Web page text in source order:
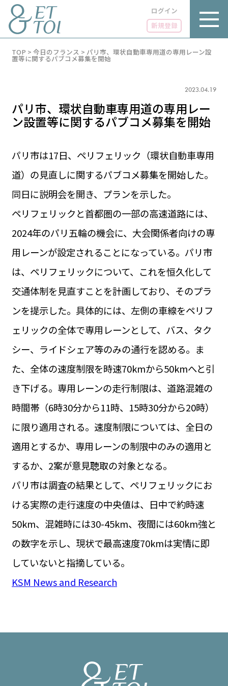
ログイン
新規登録
LUXE
グルメ
LIFE STYLE
ビジネス・キャリア
INFOS PRATIQUES
TAG
タグ
#パリ
#お土産 #トリビア
#データで読み解くフランス
#フランスの教育制度
#アプリ
#いざという時に
#カルカッソンヌ Carcassonne
#サステナブル
#フランス生活
#レシピ #ビューティー
#コスメ
#アルザス地方
#フランスの地方 #フロマージュ
#おでかけ
PARIS 14℃ / 12℃
FR 21:15 ／ JP 04:15
1€＝182.26円
お問い合わせ
運営会社
サイトポリシー
TOP > 今日のフランス > パリ市、環状自動車専用道の専用レーン設
置等に関するパブコメ募集を開始
2023.04.19
パリ市、環状自動車専用道の専用レー
ン設置等に関するパブコメ募集を開始
パリ市は17日、ペリフェリック（環状自動車専用
道）の見直しに関するパブコメ募集を開始した。
同日に説明会を開き、プランを示した。
ペリフェリックと首都圏の一部の高速道路には、
2024年のパリ五輪の機会に、大会関係者向けの専
用レーンが設定されることになっている。パリ市
は、ペリフェリックについて、これを恒久化して
交通体制を見直すことを計画しており、そのプラ
ンを提示した。具体的には、左側の車線をペリフ
ェリックの全体で専用レーンとして、バス、タク
シー、ライドシェア等のみの通行を認める。ま
た、全体の速度制限を時速70kmから50kmへと引
き下げる。専用レーンの走行制限は、道路混雑の
時間帯（6時30分から11時、15時30分から20時）
に限り適用される。速度制限については、全日の
適用とするか、専用レーンの制限中のみの適用と
するか、2案が意見聴取の対象となる。
パリ市は調査の結果として、ペリフェリックにお
ける実際の走行速度の中央値は、日中で約時速
50km、混雑時には30-45km、夜間には60km強と
の数字を示し、現状で最高速度70kmは実情に即
していないと指摘している。
KSM News and Research